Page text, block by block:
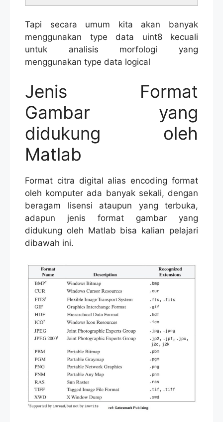
Tapi secara umum kita akan banyak
menggunakan type data uint8 kecuali
untuk analisis morfologi yang
menggunakan type data logical
Jenis Format
Gambar yang
didukung oleh
Matlab
Format citra digital alias encoding format
oleh komputer ada banyak sekali, dengan
beragam lisensi ataupun yang terbuka,
adapun jenis format gambar yang
didukung oleh Matlab bisa kalian pelajari
dibawah ini.